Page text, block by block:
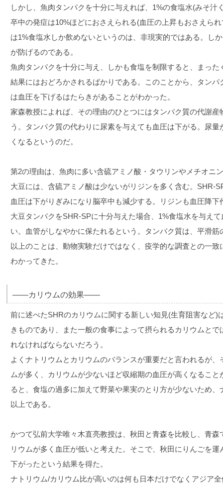
しかし、魚肉タンパクを十分に与えれば、1%の食塩水(みそ汁
卒中の発症は10%ほどにおさえられる(血圧の上昇もおさえら
は1%食塩水しか飲めないというのは、非現実的ではある。し
が防げるのである。
魚肉タンパクを十分に与え、しかも食塩を制限すると、まっ
結果にはおどろかされるばかりである。このことから、タン
は血圧を下げるはたらきがあることがわかった。
家森教授によれば、その理由のひとつにはタンパク質の代謝
う。タンパク質の代わりに尿素を与えても血圧は下がる。尿
くなるというのだ。
第2の理由は、魚肉に多い含硫アミノ酸・タウリンやメチオニ
大豆には、含硫アミノ酸は少ないがリジンを多く含む。SHR-
血圧は下がりぎみになり脳卒中も減少する。リジンも血圧降
大豆タンパクをSHR-SPに十分与えた場合、1%食塩水を与え
い。血管がしなやかに保たれるという。タンパク質は、平滑
以上のことは、動物実験だけではなく、疫学的な調査との一
わかってきた。
――カリウムの効果――
前に述べたSHRのカリウムに関する新しい知見(生育阻害など)
きものであり、また一般の食事によって摂られるカリウムと
れなければならないだろう。
よくナトリウムとカリウムのバランスが重要だと言われるが
ムが多く、カリウムが少ないほど収縮期の血圧が高くなるこ
ると、食塩の過多に加えて野菜や果実のとり方が少ないため
以上である。
かつて弘前大学唯々木直亮教授は、秋田と青森を比較し、青
リウムが多く血圧が低いと考えた。そこで、秋田にりんごを
下がったという結果を得た。
ナトリウム/カリウム比が高いのは何も日本だけでなくアジア